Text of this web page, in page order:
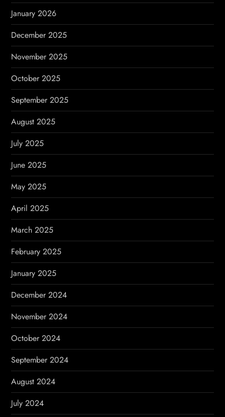
January 2026
December 2025
November 2025
October 2025
September 2025
August 2025
July 2025
June 2025
May 2025
April 2025
March 2025
February 2025
January 2025
December 2024
November 2024
October 2024
September 2024
August 2024
July 2024